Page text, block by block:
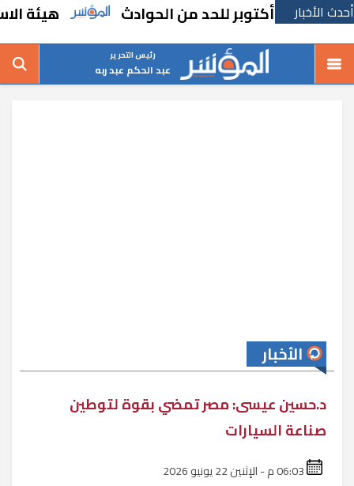
أحدث الأخبار هيئة
رئيس التحرير
عبد الحكم عبد ربه
الأخبار
د.حسين عيسى: مصر تمضي بقوة لتوطين
صناعة السيارات